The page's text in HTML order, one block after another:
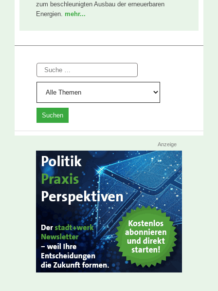
zum beschleunigten Ausbau der erneuerbaren
Energien. mehr...
Suche
Anzeige